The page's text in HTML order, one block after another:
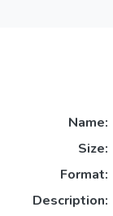
Name:
Size:
Format:
Description: